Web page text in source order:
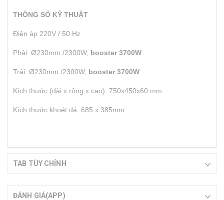
THÔNG SỐ KỸ THUẬT
Điện áp 220V / 50 Hz
Phải: Ø230mm /2300W, booster 3700W
Trái: Ø230mm /2300W, booster 3700W
Kích thước (dài x rộng x cao): 750x450x60 mm
Kích thước khoét đá: 685 x 385mm
TAB TÙY CHỈNH
ĐÁNH GIÁ(APP)